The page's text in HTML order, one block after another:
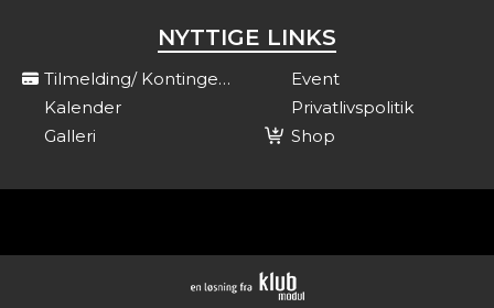
NYTTIGE LINKS
Tilmelding/ Kontingent
Event
Kalender
Privatlivspolitik
Galleri
Shop